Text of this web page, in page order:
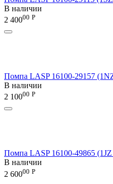
В наличии
2 40000 Р
Помпа LASP 16100-29157
В наличии
2 10000 Р
Помпа LASP 16100-49865
В наличии
2 60000 Р